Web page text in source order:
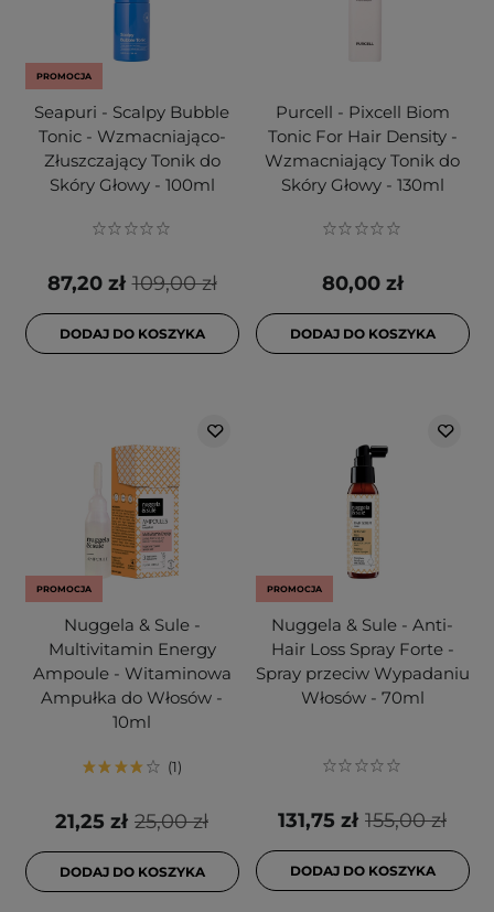
PROMOCJA
Seapuri - Scalpy Bubble
Tonic - Wzmacniająco-
Złuszczający Tonik do
Skóry Głowy - 100ml
109,00 zł
87,20 zł
DODAJ DO KOSZYKA
Purcell - Pixcell Biom
Tonic For Hair Density -
Wzmacniający Tonik do
Skóry Głowy - 130ml
80,00 zł
DODAJ DO KOSZYKA
PROMOCJA
Nuggela & Sule -
Multivitamin Energy
Ampoule - Witaminowa
Ampułka do Włosów -
10ml
1
25,00 zł
21,25 zł
DODAJ DO KOSZYKA
PROMOCJA
Nuggela & Sule - Anti-
Hair Loss Spray Forte -
Spray przeciw Wypadaniu
Włosów - 70ml
155,00 zł
131,75 zł
DODAJ DO KOSZYKA